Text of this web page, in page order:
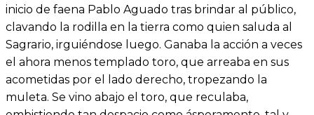
inicio de faena Pablo Aguado tras brindar al público,
clavando la rodilla en la tierra como quien saluda al
Sagrario, irguiéndose luego. Ganaba la acción a veces
el ahora menos templado toro, que arreaba en sus
acometidas por el lado derecho, tropezando la
muleta. Se vino abajo el toro, que reculaba,